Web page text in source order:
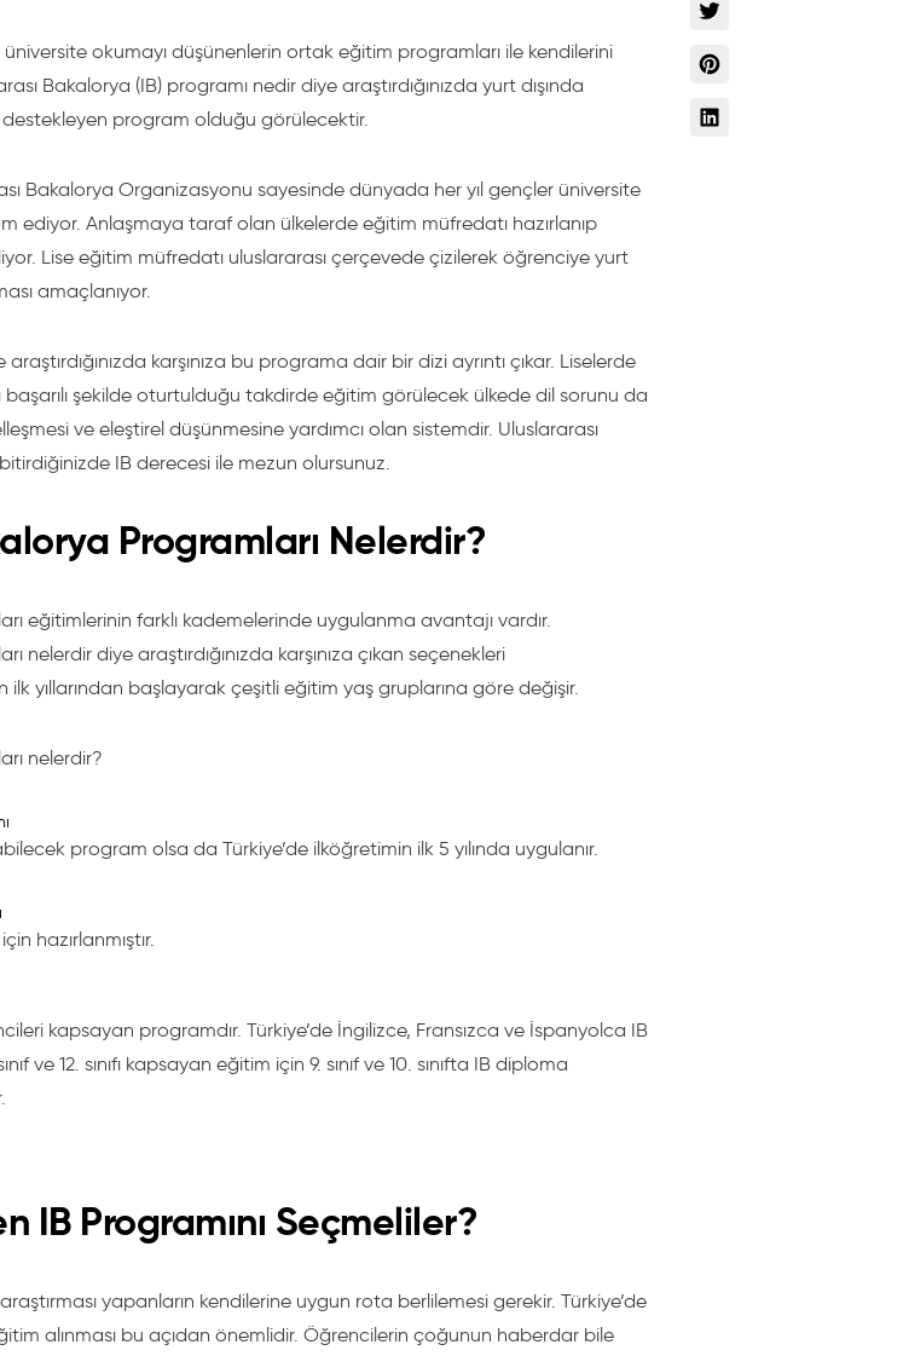
üniversite okumayı düşünenlerin ortak eğitim programları ile kendilerini
Bakalorya (IB) programı nedir diye araştırdığınızda yurt dışında
program olduğu görülecektir.
Bakalorya Organizasyonu sayesinde dünyada her yıl gençler üniversite
ediyor. Anlaşmaya taraf olan ülkelerde eğitim müfredatı hazırlanıp
Lise eğitim müfredatı uluslararası çerçevede çizilerek öğrenciye yurt
amaçlanıyor.
karşınıza bu programa dair bir dizi ayrıntı çıkar. Liselerde
başarılı şekilde oturtulduğu takdirde eğitim görülecek ülkede dil sorunu da
ve eleştirel düşünmesine yardımcı olan sistemdir. Uluslararası
IB derecesi ile mezun olursunuz.
Programları Nelerdir?
eğitimlerinin farklı kademelerinde uygulanma avantajı vardır.
nelerdir diye araştırdığınızda karşınıza çıkan seçenekleri
yıllarından başlayarak çeşitli eğitim yaş gruplarına göre değişir.
nelerdir?
program olsa da Türkiye’de ilköğretimin ilk 5 yılında uygulanır.
hazırlanmıştır.
kapsayan programdır. Türkiye’de İngilizce, Fransızca ve İspanyolca IB
ve 12. sınıfı kapsayan eğitim için 9. sınıf ve 10. sınıfta IB diploma
IB Programını Seçmeliler?
yapanların kendilerine uygun rota berlilemesi gerekir. Türkiye’de
alınması bu açıdan önemlidir. Öğrencilerin çoğunun haberdar bile